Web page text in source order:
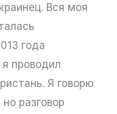
Вся моя
года
проводил
Я говорю
разговор